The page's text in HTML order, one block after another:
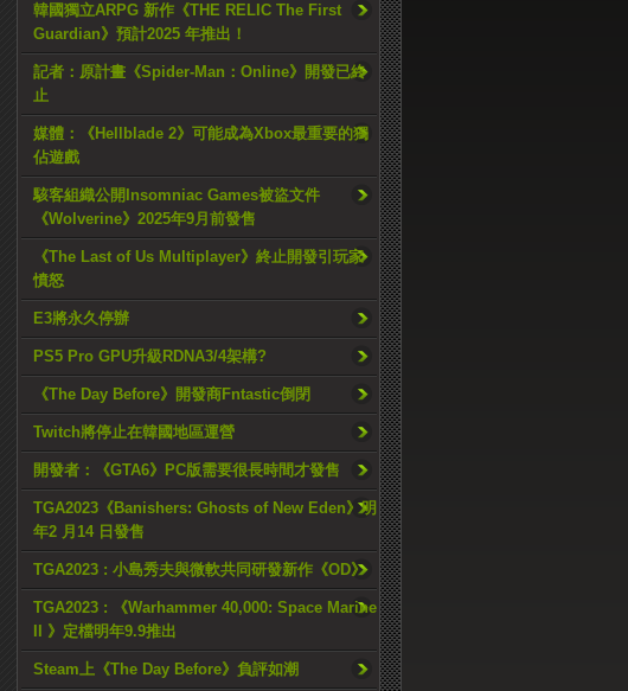
韓國獨立ARPG 新作《THE RELIC The First
Guardian》預計2025 年推出！
記者：原計畫《Spider-Man：Online》開發已終
止
媒體：《Hellblade 2》可能成為Xbox最重要的獨
佔遊戲
駭客組織公開Insomniac Games被盜文件
《Wolverine》2025年9月前發售
《The Last of Us Multiplayer》終止開發引玩家
憤怒
E3將永久停辦
PS5 Pro GPU升級RDNA3/4架構?
《The Day Before》開發商Fntastic倒閉
Twitch將停止在韓國地區運營
開發者：《GTA6》PC版需要很長時間才發售
TGA2023《Banishers: Ghosts of New Eden》明
年2 月14 日發售
TGA2023 : 小島秀夫與微軟共同研發新作《OD》
TGA2023 : 《Warhammer 40,000: Space Marine
II 》定檔明年9.9推出
Steam上《The Day Before》負評如潮